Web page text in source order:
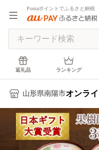
Pontaポイントでふるさと納税
返礼品 ランキング
山形県南陽市オンラ